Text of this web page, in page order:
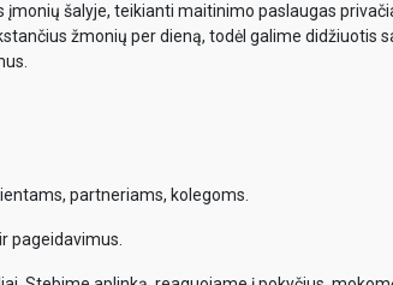
šalyje, teikianti maitinimo paslaugas
žmonių per dieną, todėl galime didžiuotis
partneriams, kolegoms.
pageidavimus.